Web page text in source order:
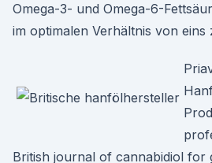
Omega-3- und Omega-6-
im optimalen Verhältnis von eins
British journal of cannabidiol for